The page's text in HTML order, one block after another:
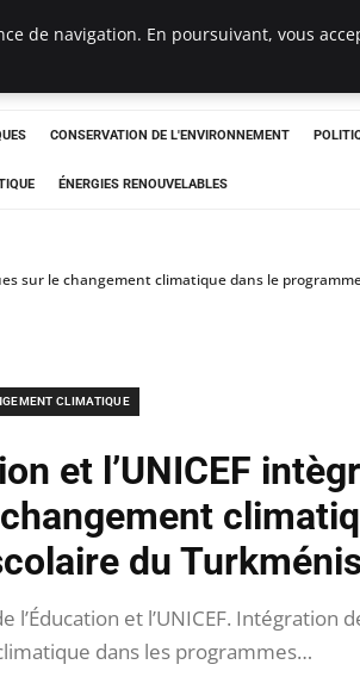
CONSERVATION DE L'ENVIRONNEMENT
ÉNERGIES RENOUVELABLES
sur le changement climatique dans le
CLIMATIQUE
et l’UNICEF
du
et l’UNICEF. Intégration
dans les programmes…
de navigation. En poursuivant, vous